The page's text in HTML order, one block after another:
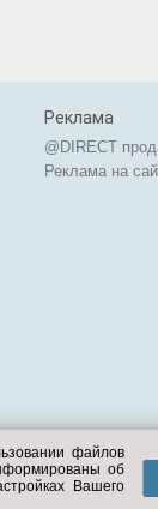
Реклама
@DIRECT
Реклама на
файлов
об
Вашего